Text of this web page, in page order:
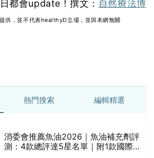
都會update！撰文： 自然療法博
供，並不代表healthyD立場，並與本網無關
熱門搜索 編輯精選
消委會推薦魚油2026｜魚油補充劑評
測：4款總評達5星名單｜附1款國際